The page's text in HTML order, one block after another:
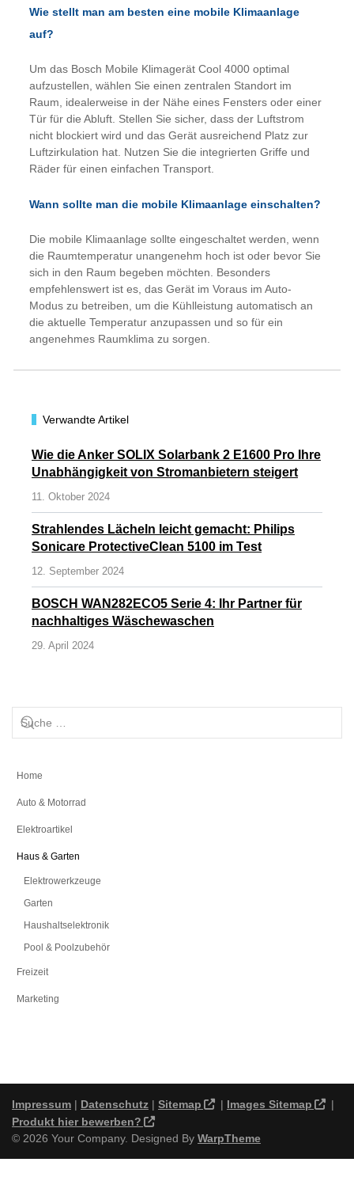
Wie stellt man am besten eine mobile Klimaanlage
auf?
Um das Bosch Mobile Klimagerät Cool 4000 optimal
aufzustellen, wählen Sie einen zentralen Standort im
Raum, idealerweise in der Nähe eines Fensters oder einer
Tür für die Abluft. Stellen Sie sicher, dass der Luftstrom
nicht blockiert wird und das Gerät ausreichend Platz zur
Luftzirkulation hat. Nutzen Sie die integrierten Griffe und
Räder für einen einfachen Transport.
Wann sollte man die mobile Klimaanlage einschalten?
Die mobile Klimaanlage sollte eingeschaltet werden, wenn
die Raumtemperatur unangenehm hoch ist oder bevor Sie
sich in den Raum begeben möchten. Besonders
empfehlenswert ist es, das Gerät im Voraus im Auto-
Modus zu betreiben, um die Kühlleistung automatisch an
die aktuelle Temperatur anzupassen und so für ein
angenehmes Raumklima zu sorgen.
Verwandte Artikel
Wie die Anker SOLIX Solarbank 2 E1600 Pro Ihre
Unabhängigkeit von Stromanbietern steigert
11. Oktober 2024
Strahlendes Lächeln leicht gemacht: Philips
Sonicare ProtectiveClean 5100 im Test
12. September 2024
BOSCH WAN282ECO5 Serie 4: Ihr Partner für
nachhaltiges Wäschewaschen
29. April 2024
Home
Auto & Motorrad
Elektroartikel
Haus & Garten
Elektrowerkzeuge
Garten
Haushaltselektronik
Pool & Poolzubehör
Freizeit
Marketing
Impressum | Datenschutz | Sitemap | Images Sitemap
|
Produkt hier bewerben?
© 2026 Your Company. Designed By WarpTheme